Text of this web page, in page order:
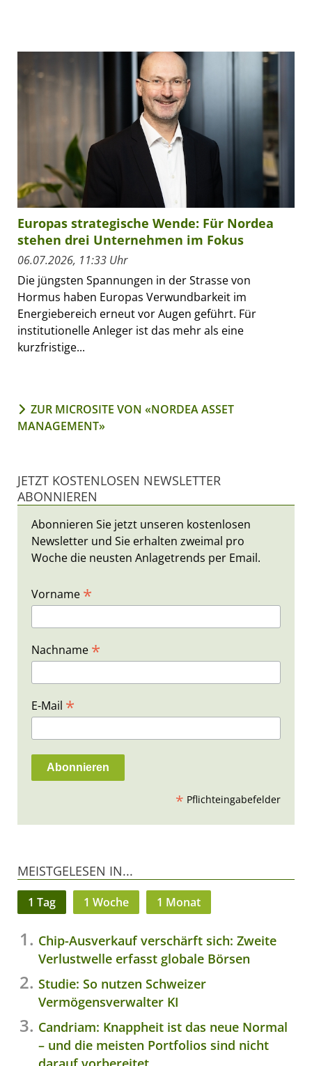
Europas strategische Wende: Für Nordea
stehen drei Unternehmen im Fokus
06.07.2026, 11:33 Uhr
Die jüngsten Spannungen in der Strasse von
Hormus haben Europas Verwundbarkeit im
Energiebereich erneut vor Augen geführt. Für
institutionelle Anleger ist das mehr als eine
kurzfristige...
ZUR MICROSITE VON «NORDEA ASSET
MANAGEMENT»
JETZT KOSTENLOSEN NEWSLETTER
ABONNIEREN
Abonnieren Sie jetzt unseren kostenlosen
Newsletter und Sie erhalten zweimal pro
Woche die neusten Anlagetrends per Email.
Vorname *
Nachname *
E-Mail *
* Pflichteingabefelder
MEISTGELESEN IN...
1 Tag 1 Woche 1 Monat
Chip-Ausverkauf verschärft sich: Zweite
Verlustwelle erfasst globale Börsen
Studie: So nutzen Schweizer
Vermögensverwalter KI
Candriam: Knappheit ist das neue Normal
– und die meisten Portfolios sind nicht